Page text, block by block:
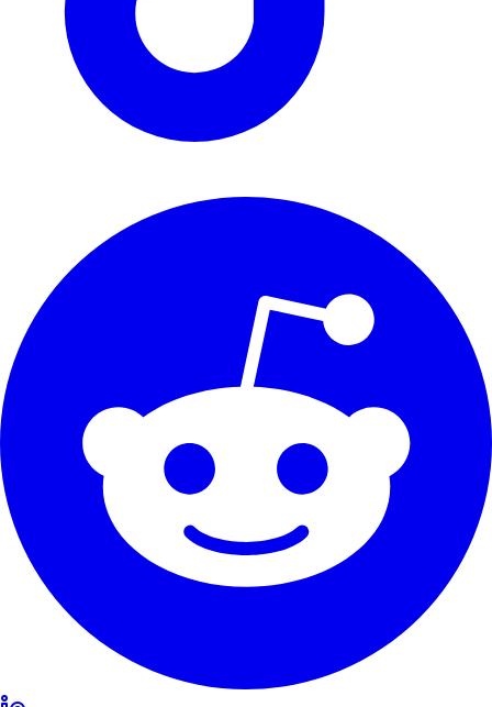
support@renthunter.nl